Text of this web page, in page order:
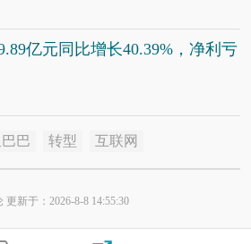
亿元同比增长40.39%，净利亏
巴 转型 互联网
更新于：2026-8-8 14:55:30